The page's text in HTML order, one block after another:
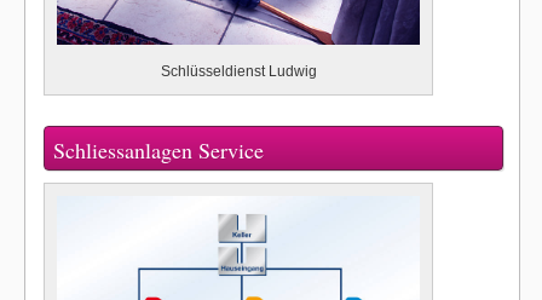
Schlüsseldienst Ludwig
Schliessanlagen Service